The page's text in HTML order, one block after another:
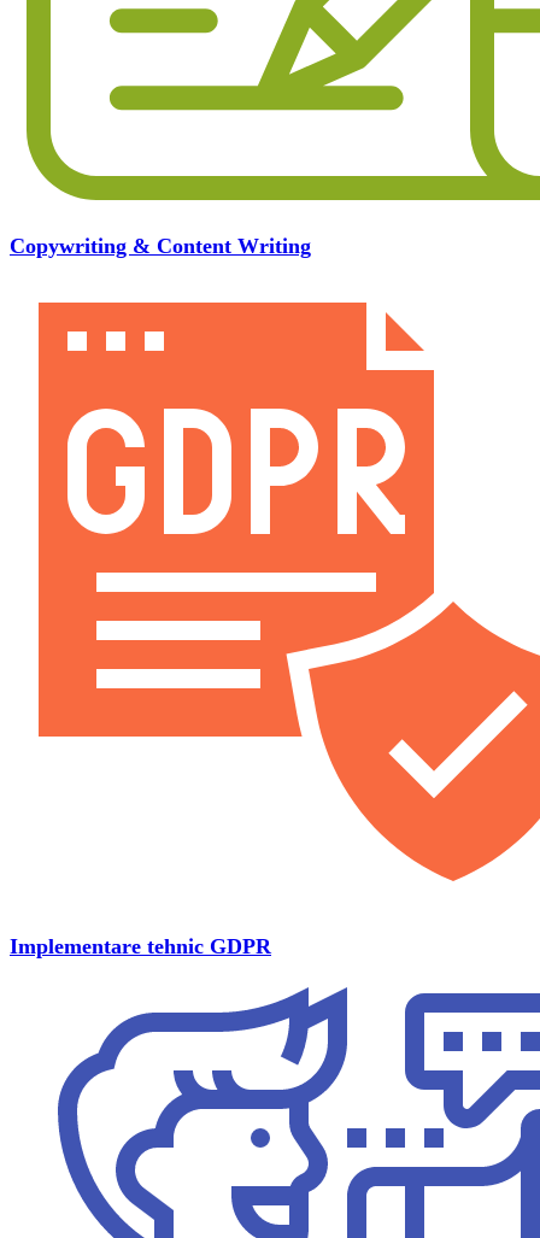
Copywriting & Content Writing
Implementare tehnic GDPR